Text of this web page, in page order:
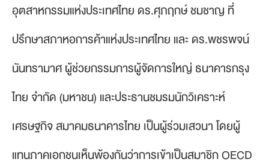
อุตสาหกรรมแห่งประเทศไทย ดร.ศุภฤกษ์ ชมชาญ ที่
ปรึกษาสภาหอการค้าแห่งประเทศไทย และ ดร.พชรพจน์
นันทรามาศ ผู้ช่วยกรรมการผู้จัดการใหญ่ ธนาคารกรุง
ไทย จำกัด (มหาชน) และประธานชมรมนักวิเคราะห์
เศรษฐกิจ สมาคมธนาคารไทย เป็นผู้ร่วมเสวนา โดยผู้
แทนภาคเอกชนเห็นพ้องกันว่าการเข้าเป็นสมาชิก OECD